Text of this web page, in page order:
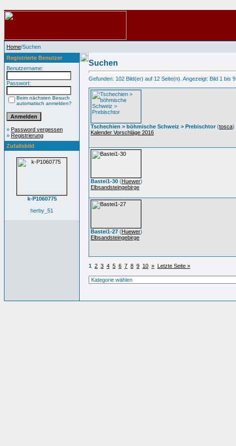
Home/Suchen
Registrierte Benutzer
Benutzername:
Passwort:
Beim nächsten Besuch
automatisch anmelden?
» Password vergessen
» Registrierung
Zufallsbild
k-P1060775
herby_51
Suchen
Gefunden: 102 Bild(er) auf 12 Seite(n). Angezeigt: Bild 1 bis 9.
Tschechien > böhmische Schweiz > Prebischtor(tosca)
Kalender Vorschläge 2016
Bastei1-30 (Huewer)
Elbsandsteingebirge
Bastei1-27 (Huewer)
Elbsandsteingebirge
1 2 3 4 5 6 7 8 9 10 » Letzte Seite »